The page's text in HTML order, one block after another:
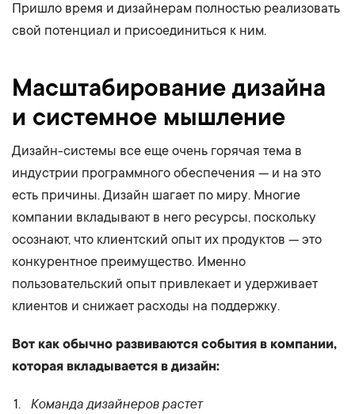
Пришло время и дизайнерам полностью реализовать
свой потенциал и присоединиться к ним.
Масштабирование дизайна
и системное мышление
Дизайн-системы все еще очень горячая тема в
индустрии программного обеспечения — и на это
есть причины. Дизайн шагает по миру. Многие
компании вкладывают в него ресурсы, поскольку
осознают, что клиентский опыт их продуктов — это
конкурентное преимущество. Именно
пользовательский опыт привлекает и удерживает
клиентов и снижает расходы на поддержку.
Вот как обычно развиваются события в компании,
которая вкладывается в дизайн:
Команда дизайнеров растет